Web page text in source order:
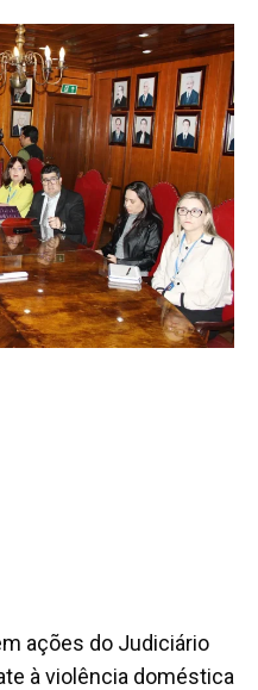
ações do Judiciário
à violência doméstica